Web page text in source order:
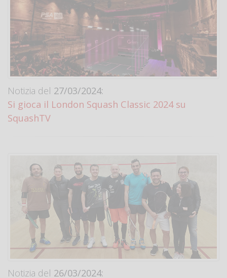
Notizia del 27/03/2024:
Si gioca il London Squash Classic 2024 su
SquashTV
Notizia del 26/03/2024: